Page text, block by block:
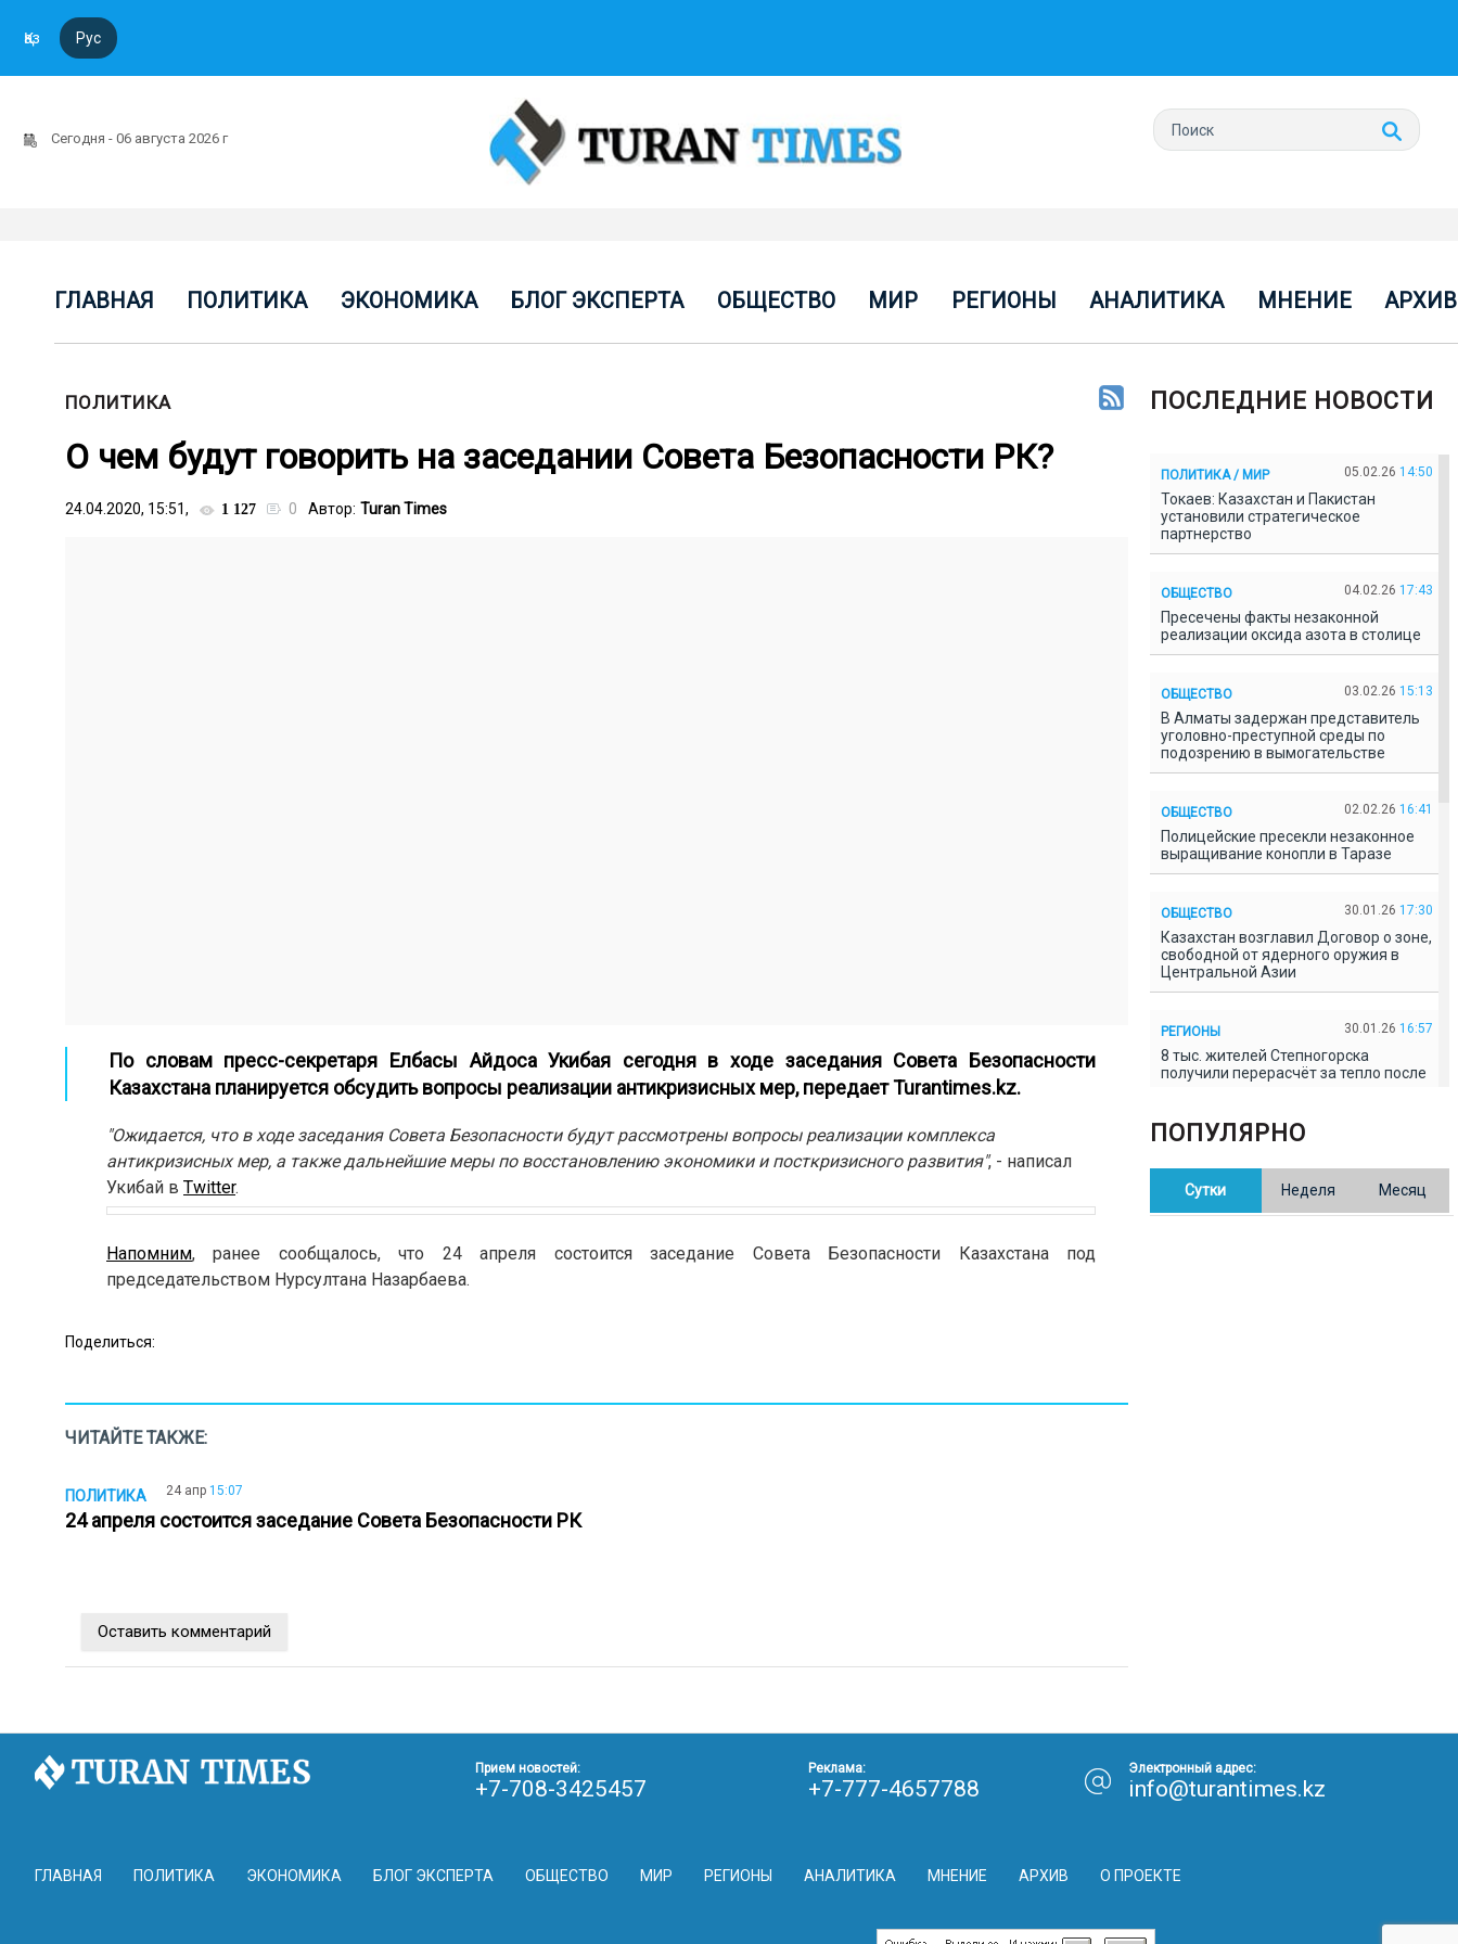
Қаз Рус
Сегодня - 06 августа 2026 г
ГЛАВНАЯ ПОЛИТИКА ЭКОНОМИКА БЛОГ ЭКСПЕРТА ОБЩЕСТВО МИР РЕГИОНЫ АНАЛИТИКА МНЕНИЕ АРХИВ
ПОЛИТИКА
О чем будут говорить на заседании Совета Безопасности РК?
24.04.2020, 15:51, 1 127 0 Автор: Turan Times
По словам пресс-секретаря Елбасы Айдоса Укибая сегодня в ходе заседания Совета Безопасности
Казахстана планируется обсудить вопросы реализации антикризисных мер, передает Turantimes.kz.
"Ожидается, что в ходе заседания Совета Безопасности будут рассмотрены вопросы реализации комплекса
антикризисных мер, а также дальнейшие меры по восстановлению экономики и посткризисного развития", - написал
Укибай в Twitter.
Напомним, ранее сообщалось, что 24 апреля состоится заседание Совета Безопасности Казахстана под
председательством Нурсултана Назарбаева.
Поделиться:
ЧИТАЙТЕ ТАКЖЕ:
ПОЛИТИКА 24 апр 15:07
24 апреля состоится заседание Совета Безопасности РК
Оставить комментарий
ПОСЛЕДНИЕ НОВОСТИ
ПОЛИТИКА / МИР 05.02.26 14:50
Токаев: Казахстан и Пакистан
установили стратегическое
партнерство
ОБЩЕСТВО 04.02.26 17:43
Пресечены факты незаконной
реализации оксида азота в столице
ОБЩЕСТВО 03.02.26 15:13
В Алматы задержан представитель
уголовно-преступной среды по
подозрению в вымогательстве
ОБЩЕСТВО 02.02.26 16:41
Полицейские пресекли незаконное
выращивание конопли в Таразе
ОБЩЕСТВО 30.01.26 17:30
Казахстан возглавил Договор о зоне,
свободной от ядерного оружия в
Центральной Азии
РЕГИОНЫ 30.01.26 16:57
8 тыс. жителей Степногорска
получили перерасчёт за тепло после
В Казахстане готовят новую
редакцию Конституции: меняется
ПОПУЛЯРНО
Сутки Неделя Месяц
ГЛАВНАЯ ПОЛИТИКА ЭКОНОМИКА БЛОГ ЭКСПЕРТА ОБЩЕСТВО МИР РЕГИОНЫ АНАЛИТИКА МНЕНИЕ АРХИВ О ПРОЕКТЕ
Прием новостей:
+7-708-3425457
Реклама:
+7-777-4657788
Электронный адрес:
info@turantimes.kz